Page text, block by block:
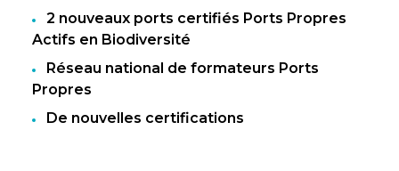
2 nouveaux ports certifiés Ports Propres
Actifs en Biodiversité
Réseau national de formateurs Ports
Propres
De nouvelles certifications